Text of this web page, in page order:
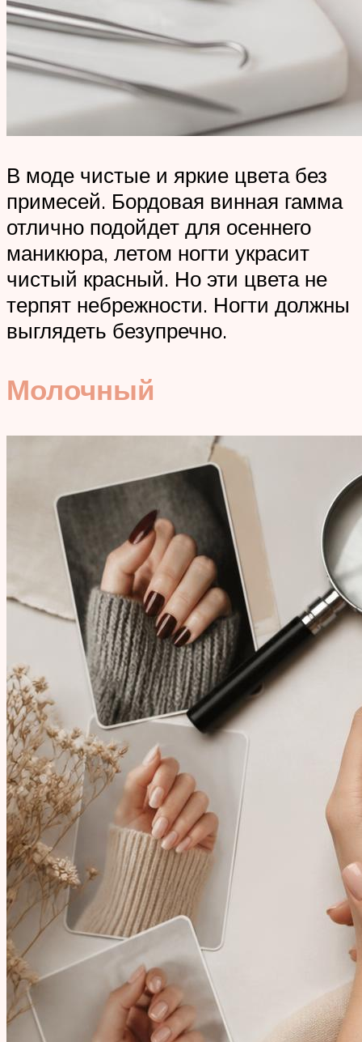
В моде чистые и яркие цвета без
примесей. Бордовая винная гамма
отлично подойдет для осеннего
маникюра, летом ногти украсит
чистый красный. Но эти цвета не
терпят небрежности. Ногти должны
выглядеть безупречно.
Молочный